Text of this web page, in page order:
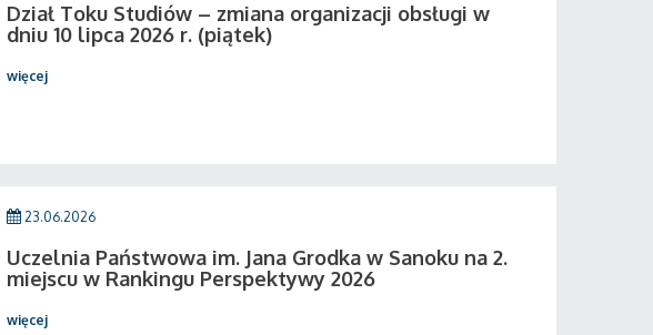
Dział Toku Studiów – zmiana organizacji obsługi w
dniu 10 lipca 2026 r. (piątek)
więcej
23.06.2026
Uczelnia Państwowa im. Jana Grodka w Sanoku na 2.
miejscu w Rankingu Perspektywy 2026
więcej